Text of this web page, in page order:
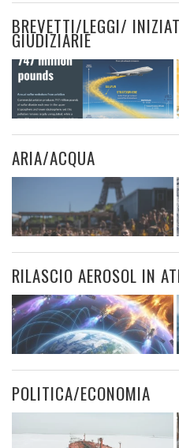
BREVETTI/LEGGI/
GIUDIZIARIE
ARIA/ACQUA
RILASCIO AEROSOL IN
POLITICA/ECONOMIA